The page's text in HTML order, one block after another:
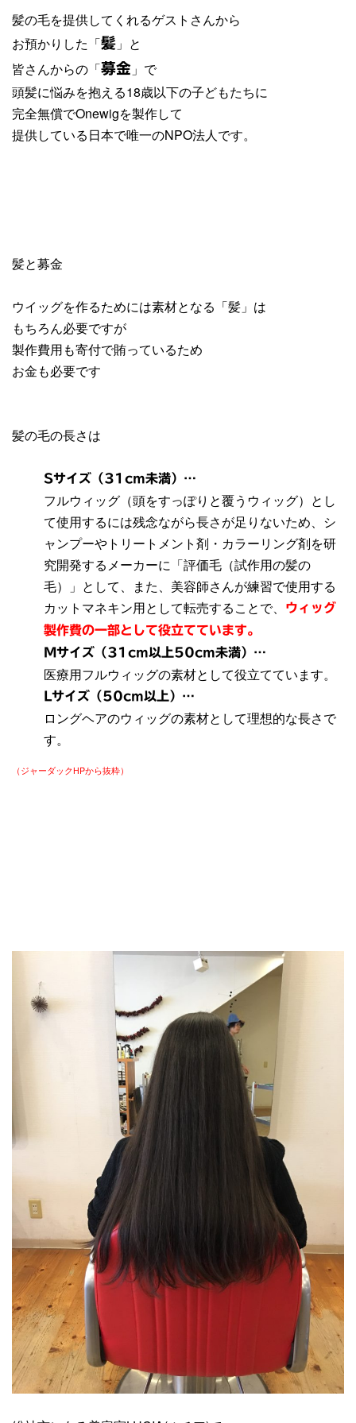
髪の毛を提供してくれるゲストさんから
お預かりした「髪 」と
皆さんからの「募金 」で
頭髪に悩みを抱える18歳以下の子どもたちに
完全無償でOnewigを製作して
提供している日本で唯一のNPO法人です。
髪と募金
ウイッグを作るためには素材となる「髪」は
もちろん必要ですが
製作費用も寄付で賄っているため
お金も必要です
髪の毛の長さは
Sサイズ（31cm未満）…
フルウィッグ（頭をすっぽりと覆うウィッグ）とし
て使用するには残念ながら長さが足りないため、シ
ャンプーやトリートメント剤・カラーリング剤を研
究開発するメーカーに「評価毛（試作用の髪の
毛）」として、また、美容師さんが練習で使用する
カットマネキン用として転売することで、
ウィッグ
製作費の一部として役立てています。
Mサイズ（31cm以上50cm未満）…
医療用フルウィッグの素材として役立てています。
Lサイズ（50cm以上）…
ロングヘアのウィッグの素材として理想的な長さで
す。
（ジャーダックHPから抜粋）